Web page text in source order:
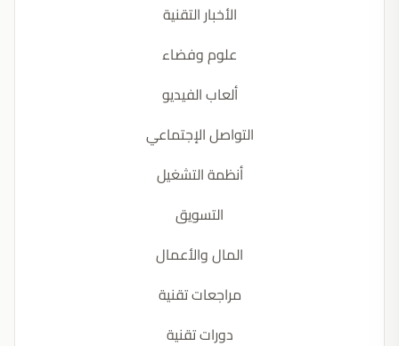
الأخبار التقنية
علوم وفضاء
ألعاب الفيديو
التواصل الإجتماعي
أنظمة التشغيل
التسويق
المال والأعمال
مراجعات تقنية
دورات تقنية